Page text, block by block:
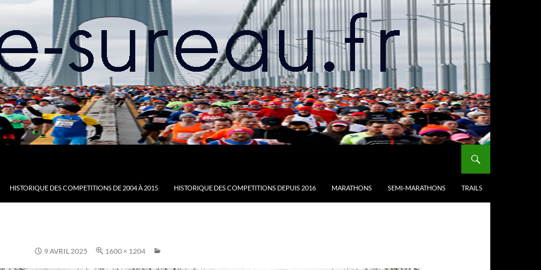
HISTORIQUE DES COMPETITIONS DE 2004 À 2015 HISTORIQUE DES COMPETITIONS DEPUIS 2016 MARATHONS SEMI-MARATHONS TRAILS
9 AVRIL 2025 1600 × 1204